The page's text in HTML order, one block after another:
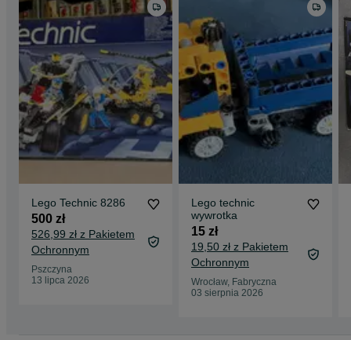
Lego Technic 8286
500 zł
526,99 zł z Pakietem
Ochronnym
Pszczyna
13 lipca 2026
Lego technic
wywrotka
15 zł
19,50 zł z Pakietem
Ochronnym
Wrocław, Fabryczna
03 sierpnia 2026